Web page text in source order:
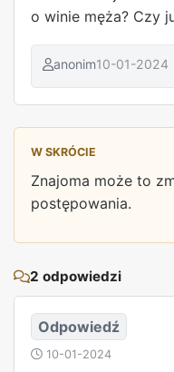
o winie męża? Czy
anonim10-01-2024
W SKRÓCIE
Znajoma może to
postępowania.
2 odpowiedzi
Odpowiedź
10-01-2024